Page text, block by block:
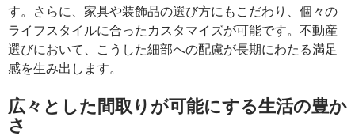
す。さらに、家具や装飾品の選び方にもこだわり、個々の
ライフスタイルに合ったカスタマイズが可能です。不動産
選びにおいて、こうした細部への配慮が長期にわたる満足
感を生み出します。
広々とした間取りが可能にする生活の豊か
さ